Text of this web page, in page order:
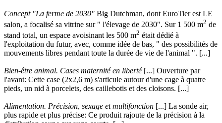
Concept "La ferme de 2030" Big Dutchman, dont EuroTier est LE
salon, a focalisé sa vitrine sur " l'élevage de 2030". Sur 1 500 m2 de
stand total, un espace avoisinant les 500 m2 était dédié à
l'exploitation du futur, avec, comme idée de bas, " des possibilités de
mouvements libres pendant toute la durée de vie de l'animal ". [...]
Bien-être animal. Cases maternité en liberté [...] Ouverture par
l'avant: Cette case (2x2,6 m) s'articule autour d'une cage à quatre
pieds, un nid à porcelets, des caillebotis et des cloisons. [...]
Alimentation. Précision, sexage et multifonction [...] La sonde air,
plus rapide et plus précise: Ce produit rajoute de la précision à la